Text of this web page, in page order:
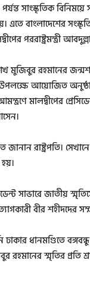
সাংস্কৃতিক
বাংলাদেশের সংস্কৃতি
পররাষ্ট্রমন্ত্রী
মুজিবুর রহমানের
আয়োজিত
মালদ্বীপের
জানান রাষ্ট্রপতি।
সাভারে জাতীয়
বীর শহীদদের
ঢাকার ধানমণ্ডিতে
রহমানের স্মৃতির প্রতি